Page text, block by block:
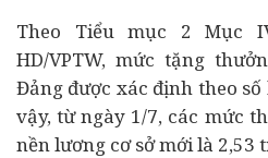
Theo Tiểu mục 2 Mục
HD/VPTW, mức tặng
Đảng được xác định theo
vậy, từ ngày 1/7, các mức
nền lương cơ sở mới là 2,53